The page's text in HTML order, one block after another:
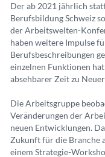
Der ab 2021 jährlich
Berufsbildung Schweiz
der Arbeitswelten-
haben weitere Impulse
Berufsbeschreibungen
einzelnen Funktionen
absehbarer Zeit zu
Die Arbeitsgruppe
Veränderungen der
neuen Entwicklungen.
Zukunft für die Branche
einem Strategie-